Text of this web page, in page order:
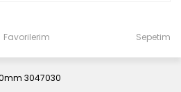
Favorilerim Sepetim